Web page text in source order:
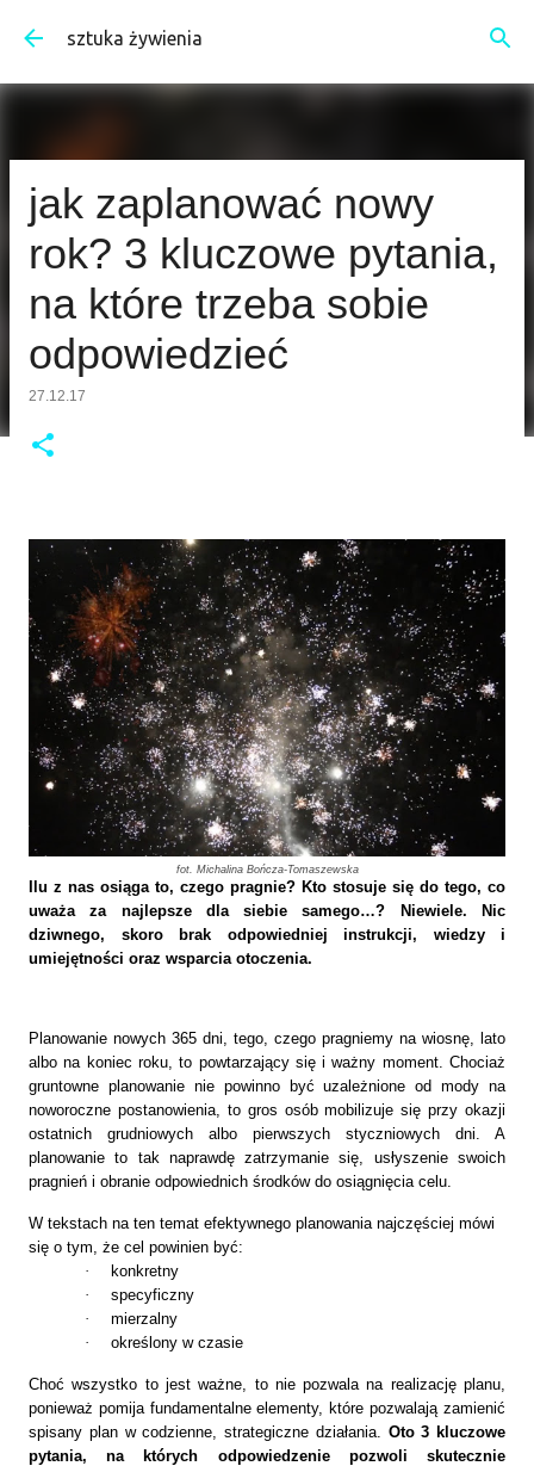
Przejdź do głównej zawartości
sztuka żywienia
jak zaplanować nowy
rok? 3 kluczowe pytania,
na które trzeba sobie
odpowiedzieć
27.12.17
fot. Michalina Bończa-Tomaszewska
Ilu z nas osiąga to, czego pragnie? Kto stosuje się do tego, co
uważa za najlepsze dla siebie samego…? Niewiele. Nic
dziwnego, skoro brak odpowiedniej instrukcji, wiedzy i
umiejętności oraz wsparcia otoczenia.
Planowanie nowych 365 dni, tego, czego pragniemy na wiosnę, lato
albo na koniec roku, to powtarzający się i ważny moment. Chociaż
gruntowne planowanie nie powinno być uzależnione od mody na
noworoczne postanowienia, to gros osób mobilizuje się przy okazji
ostatnich grudniowych albo pierwszych styczniowych dni. A
planowanie to tak naprawdę zatrzymanie się, usłyszenie swoich
pragnień i obranie odpowiednich środków do osiągnięcia celu.
W tekstach na ten temat efektywnego planowania najczęściej mówi
się o tym, że cel powinien być:
·
konkretny
·
specyficzny
·
mierzalny
·
określony w czasie
Choć wszystko to jest ważne, to nie pozwala na realizację planu,
ponieważ pomija fundamentalne elementy, które pozwalają zamienić
spisany plan w codzienne, strategiczne działania. Oto 3 kluczowe
pytania, na których odpowiedzenie pozwoli skutecznie